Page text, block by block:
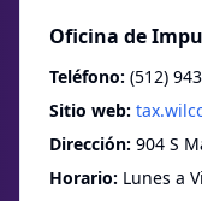
Oficina de
Teléfono: (512)
Sitio web:
Dirección: 904 S
Horario: Lunes a